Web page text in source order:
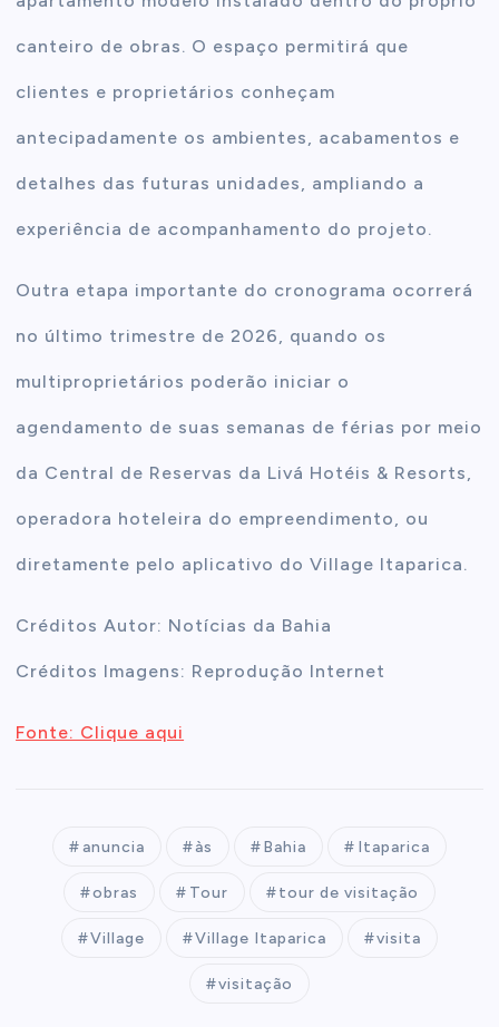
canteiro de obras. O espaço permitirá que
clientes e proprietários conheçam
antecipadamente os ambientes, acabamentos e
detalhes das futuras unidades, ampliando a
experiência de acompanhamento do projeto.
Outra etapa importante do cronograma ocorrerá
no último trimestre de 2026, quando os
multiproprietários poderão iniciar o
agendamento de suas semanas de férias por meio
da Central de Reservas da Livá Hotéis & Resorts,
operadora hoteleira do empreendimento, ou
diretamente pelo aplicativo do Village Itaparica.
Créditos Autor: Notícias da Bahia
Créditos Imagens: Reprodução Internet
Fonte: Clique aqui
anuncia às Bahia Itaparica
obras Tour tour de visitação
Village Village Itaparica visita
visitação